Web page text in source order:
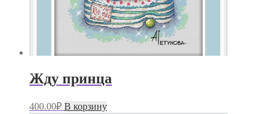
Жду принца
400.00₽ В корзину